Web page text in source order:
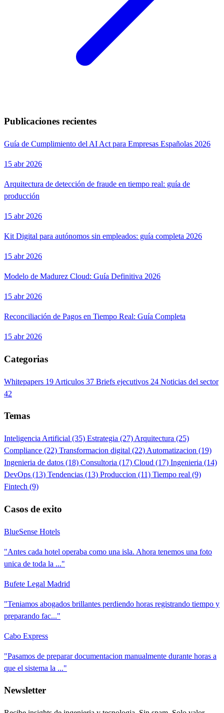
Publicaciones recientes
Guía de Cumplimiento del AI Act para Empresas Españolas 2026
15 abr 2026
Arquitectura de detección de fraude en tiempo real: guía de
producción
15 abr 2026
Kit Digital para autónomos sin empleados: guía completa 2026
15 abr 2026
Modelo de Madurez Cloud: Guía Definitiva 2026
15 abr 2026
Reconciliación de Pagos en Tiempo Real: Guía Completa
15 abr 2026
Categorias
Whitepapers 19 Articulos 37 Briefs ejecutivos 24 Noticias del sector
42
Temas
Inteligencia Artificial (35) Estrategia (27) Arquitectura (25)
Compliance (22) Transformacion digital (22) Automatizacion (19)
Ingenieria de datos (18) Consultoria (17) Cloud (17) Ingenieria (14)
DevOps (13) Tendencias (13) Produccion (11) Tiempo real (9)
Fintech (9)
Casos de exito
BlueSense Hotels
"Antes cada hotel operaba como una isla. Ahora tenemos una foto
unica de toda la ..."
Bufete Legal Madrid
"Teniamos abogados brillantes perdiendo horas registrando tiempo y
preparando fac..."
Cabo Express
"Pasamos de preparar documentacion manualmente durante horas a
que el sistema la ..."
Newsletter